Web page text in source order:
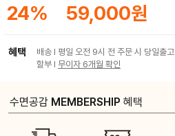
24% 59,000원
혜택
배송 I 평일 오전 9시 전 주문 시 당일출고
할부 I 무이자 6개월 확인
수면공감 MEMBERSHIP 혜택